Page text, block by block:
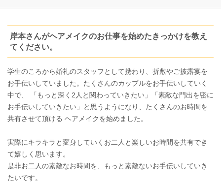
岸本さんがヘアメイクのお仕事を始めたきっかけを教え
てください。
学生のころから婚礼のスタッフとして携わり、折敷やご披露宴を
お手伝いしていました。たくさんのカップルをお手伝いしていく
中で、 「もっと深く2人と関わっていきたい」「素敵な門出を密に
お手伝いしていきたい」と思うようになり、たくさんのお時間を
共有させて頂ける ヘアメイクを始めました。
実際にキラキラと変身していくお二人と楽しいお時間を共有でき
て嬉しく思います。
是非お二人の素敵なお時間を、もっと素敵ないお手伝いしていき
たいです。